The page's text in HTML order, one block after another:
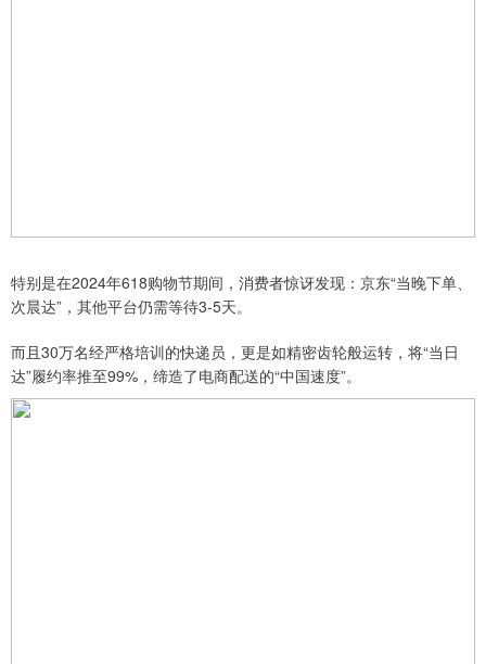
特别是在2024年618购物节期间，消费者惊讶发现：京东“当晚下单、
次晨达”，其他平台仍需等待3-5天。
而且30万名经严格培训的快递员，更是如精密齿轮般运转，将“当日
达”履约率推至99%，缔造了电商配送的“中国速度”。